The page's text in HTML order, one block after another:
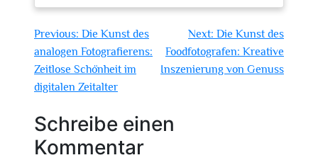
Beitragsnavigation
Previous: Die Kunst des
analogen Fotografierens:
Zeitlose Schönheit im
digitalen Zeitalter
Next: Die Kunst des
Foodfotografen: Kreative
Inszenierung von Genuss
Schreibe einen
Kommentar